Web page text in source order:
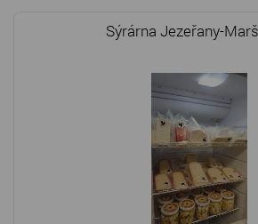
Sýrárna Jezeřany-